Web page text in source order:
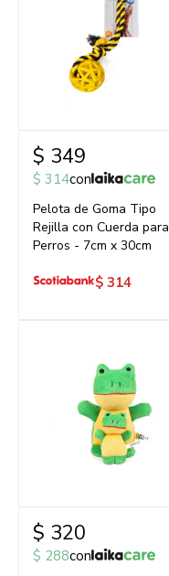
$ 349
$ 314con
Pelota de Goma Tipo
Rejilla con Cuerda para
Perros - 7cm x 30cm
$ 314
$ 320
$ 288con